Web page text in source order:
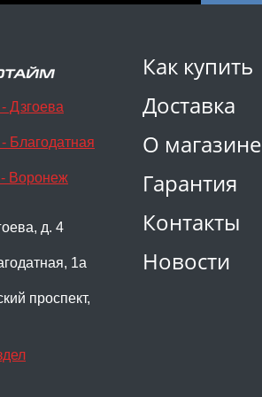
Как купить
Доставка
О магазине
Гарантия
Контакты
Новости
Дзгоева
Благодатная
- Воронеж
д. 4
1а
проспект,